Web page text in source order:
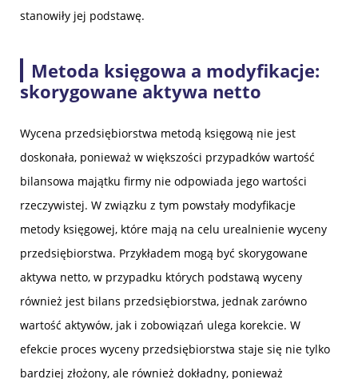
stanowiły jej podstawę.
Metoda księgowa a modyfikacje:
skorygowane aktywa netto
Wycena przedsiębiorstwa metodą księgową nie jest
doskonała, ponieważ w większości przypadków wartość
bilansowa majątku firmy nie odpowiada jego wartości
rzeczywistej. W związku z tym powstały modyfikacje
metody księgowej, które mają na celu urealnienie wyceny
przedsiębiorstwa. Przykładem mogą być skorygowane
aktywa netto, w przypadku których podstawą wyceny
również jest bilans przedsiębiorstwa, jednak zarówno
wartość aktywów, jak i zobowiązań ulega korekcie. W
efekcie proces wyceny przedsiębiorstwa staje się nie tylko
bardziej złożony, ale również dokładny, ponieważ